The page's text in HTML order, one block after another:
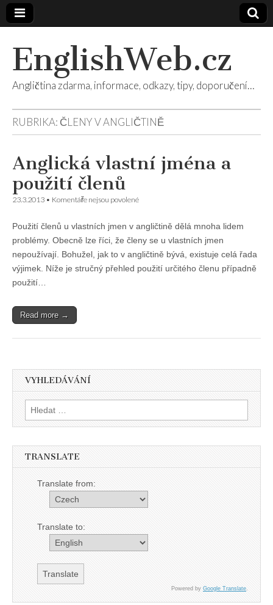
EnglishWeb.cz
Angličtina zdarma, informace, odkazy, tipy, doporučení…
RUBRIKA: ČLENY V ANGLIČTINĚ
Anglická vlastní jména a
použití členů
23.3.2013 • Komentáře nejsou povolenéu
názvem
Anglická
vlastní
jména
a
Použití členů u vlastních jmen v angličtině dělá mnoha lidem
problémy. Obecně lze říci, že členy se u vlastních jmen
nepoužívají. Bohužel, jak to v angličtině bývá, existuje celá řada
výjimek. Níže je stručný přehled použití určitého členu případně
použití…
Read more →
VYHLEDÁVÁNÍ
Vyhledávání
TRANSLATE
Translate from:
Translate to:
Powered by Google Translate.